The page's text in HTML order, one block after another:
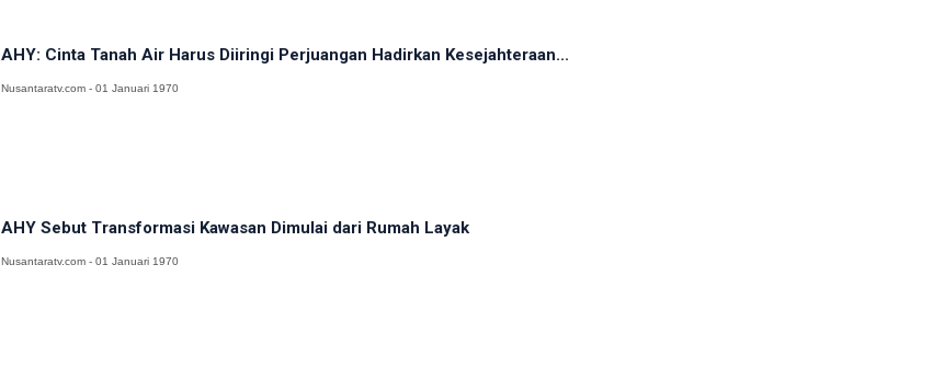
AHY: Cinta Tanah Air Harus Diiringi Perjuangan Hadirkan Kesejahteraan...
Nusantaratv.com - 01 Januari 1970
AHY Sebut Transformasi Kawasan Dimulai dari Rumah Layak
Nusantaratv.com - 01 Januari 1970